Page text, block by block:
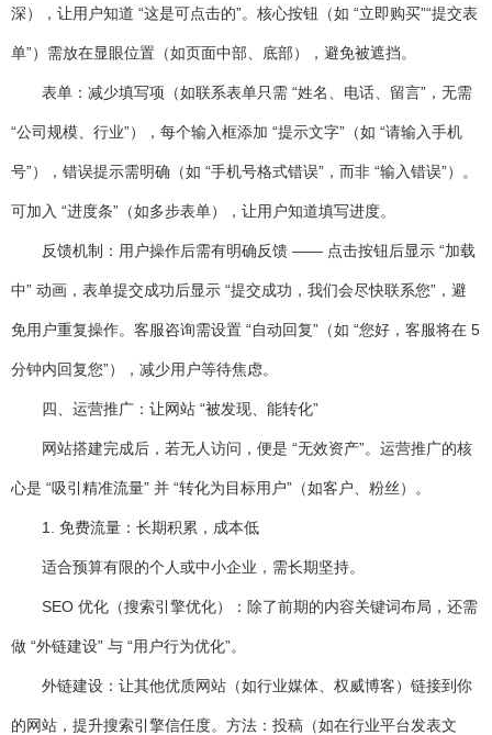
深），让用户知道 “这是可点击的”。核心按钮（如 “立即购买”“提交表
单”）需放在显眼位置（如页面中部、底部），避免被遮挡。
表单：减少填写项（如联系表单只需 “姓名、电话、留言”，无需
“公司规模、行业”），每个输入框添加 “提示文字”（如 “请输入手机
号”），错误提示需明确（如 “手机号格式错误”，而非 “输入错误”）。
可加入 “进度条”（如多步表单），让用户知道填写进度。
反馈机制 ：用户操作后需有明确反馈 —— 点击按钮后显示 “加载
中” 动画，表单提交成功后显示 “提交成功，我们会尽快联系您”，避
免用户重复操作。客服咨询需设置 “自动回复”（如 “您好，客服将在 5
分钟内回复您”），减少用户等待焦虑。
四、运营推广：让网站 “被发现、能转化”
网站搭建完成后，若无人访问，便是 “无效资产”。运营推广的核
心是 “吸引精准流量” 并 “转化为目标用户”（如客户、粉丝）。
1. 免费流量：长期积累，成本低
适合预算有限的个人或中小企业，需长期坚持。
SEO 优化（搜索引擎优化） ：除了前期的内容关键词布局，还需
做 “外链建设” 与 “用户行为优化”。
外链建设：让其他优质网站（如行业媒体、权威博客）链接到你
的网站，提升搜索引擎信任度。方法：投稿（如在行业平台发表文